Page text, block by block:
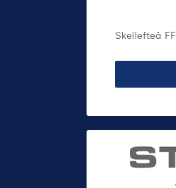
Skellefteå FF